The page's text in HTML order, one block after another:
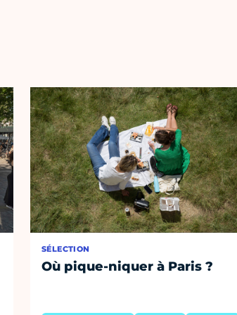
SÉLECTION
Où pique-niquer à Paris ?